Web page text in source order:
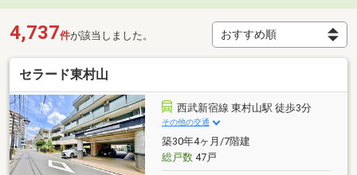
4,737件が該当しました。
セラード東村山
西武新宿線 東村山駅 徒歩3分
その他の交通
築30年4ヶ月/7階建
総戸数47戸